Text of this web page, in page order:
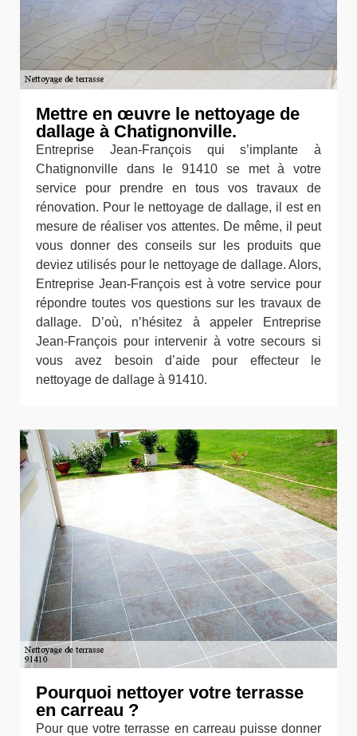
Mettre en œuvre le nettoyage de
dallage à Chatignonville.
Entreprise Jean-François qui s’implante à
Chatignonville dans le 91410 se met à votre
service pour prendre en tous vos travaux de
rénovation. Pour le nettoyage de dallage, il est en
mesure de réaliser vos attentes. De même, il peut
vous donner des conseils sur les produits que
deviez utilisés pour le nettoyage de dallage. Alors,
Entreprise Jean-François est à votre service pour
répondre toutes vos questions sur les travaux de
dallage. D’où, n’hésitez à appeler Entreprise
Jean-François pour intervenir à votre secours si
vous avez besoin d’aide pour effecteur le
nettoyage de dallage à 91410.
Pourquoi nettoyer votre terrasse
en carreau ?
Pour que votre terrasse en carreau puisse donner